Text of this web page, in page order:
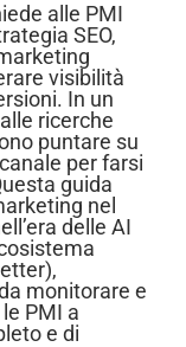
alle PMI
SEO,
visibilità
In un
ricerche
puntare su
per farsi
guida
nel
delle AI
monitorare e
PMI a
e di